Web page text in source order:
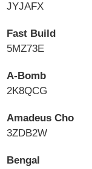
JYJAFX
Fast Build
5MZ73E
A-Bomb
2K8QCG
Amadeus Cho
3ZDB2W
Bengal